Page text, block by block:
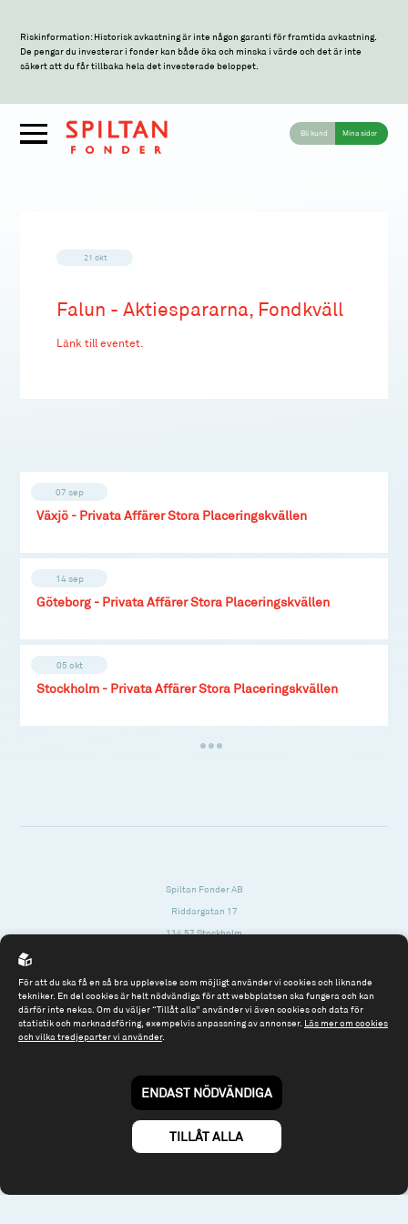
Riskinformation: Historisk avkastning är inte någon garanti för framtida avkastning.
De pengar du investerar i fonder kan både öka och minska i värde och det är inte
säkert att du får tillbaka hela det investerade beloppet.
Bli kund Mina sidor
21 okt
Falun - Aktiespararna, Fondkväll
Länk till eventet.
07 sep
Växjö - Privata Affärer Stora Placeringskvällen
14 sep
Göteborg - Privata Affärer Stora Placeringskvällen
05 okt
Stockholm - Privata Affärer Stora Placeringskvällen
Spiltan Fonder AB
Riddargatan 17
114 57 Stockholm
Tel: 08 - 545 813 40
fonder@spiltanfonder.se
Till spiltan.se
© 2026 - Spiltan Fonder AB
By Sphinxly
För att du ska få en så bra upplevelse som möjligt använder vi cookies och liknande
tekniker. En del cookies är helt nödvändiga för att webbplatsen ska fungera och kan
därför inte nekas. Om du väljer “Tillåt alla” använder vi även cookies och data för
statistik och marknadsföring, exempelvis anpassning av annonser. Läs mer om cookies
och vilka tredjeparter vi använder.
ENDAST NÖDVÄNDIGA
TILLÅT ALLA